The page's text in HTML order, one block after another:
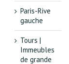
Paris-Rive
gauche
Tours |
Immeubles
de grande